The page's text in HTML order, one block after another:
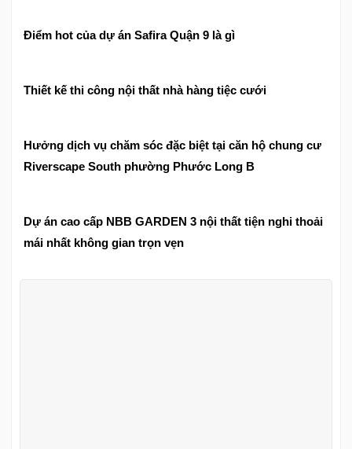
Điểm hot của dự án Safira Quận 9 là gì
Thiết kế thi công nội thất nhà hàng tiệc cưới
Hưởng dịch vụ chăm sóc đặc biệt tại căn hộ chung cư
Riverscape South phường Phước Long B
Dự án cao cấp NBB GARDEN 3 nội thất tiện nghi thoải
mái nhất không gian trọn vẹn